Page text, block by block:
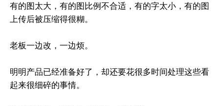
有的图太大，有的图比例不合适，有的字太小，有的图
上传后被压缩得很糊。
老板一边改，一边烦。
明明产品已经准备好了，却还要花很多时间处理这些看
起来很细碎的事情。